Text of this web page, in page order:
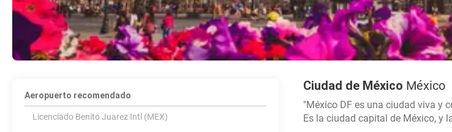
Ciudad de México México
"México DF es una ciudad viva y
Es la ciudad capital de México, y
Aeropuerto recomendado
Licenciado Benito Juarez Intl (MEX)